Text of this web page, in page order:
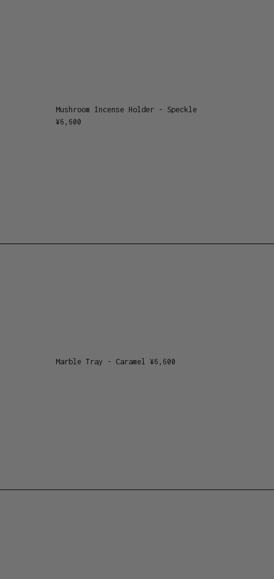
Mushroom Incense Holder - Speckle
¥6,600
Marble Tray - Caramel ¥6,600